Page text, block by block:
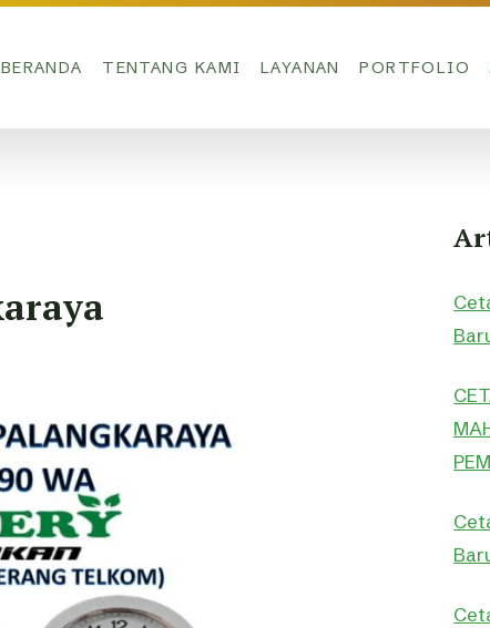
BERANDA TENTANG KAMI LAYANAN PORTFOLIO